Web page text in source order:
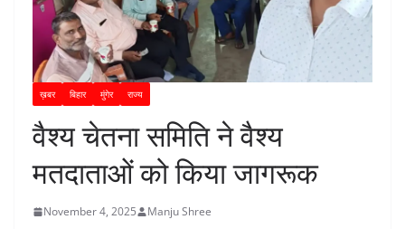
ख़बर बिहार मुंगेर राज्य
वैश्य चेतना समिति ने वैश्य
मतदाताओं को किया जागरूक
November 4, 2025 Manju Shree